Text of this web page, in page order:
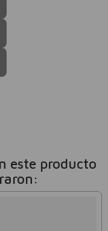
este producto